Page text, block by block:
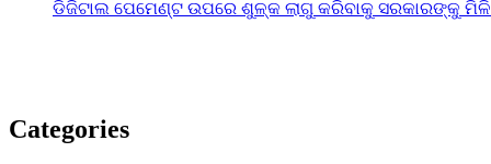
ଡିଜିଟାଲ ପେମେଣ୍ଟ ଉପରେ ଶୁଳ୍କ ଲାଗୁ କରିବାକୁ ସରକାରଙ୍କୁ
Categories